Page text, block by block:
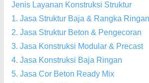
Jenis Layanan Konstruksi Struktur
1. Jasa Struktur Baja & Rangka Ringan
2. Jasa Struktur Beton & Pengecoran
3. Jasa Konstruksi Modular & Precast
4. Jasa Konstruksi Baja Ringan
5. Jasa Cor Beton Ready Mix